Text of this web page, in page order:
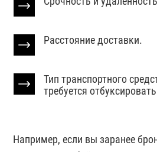
Расстояние доставки.
Тип транспортного
требуется
Например, если вы заранее